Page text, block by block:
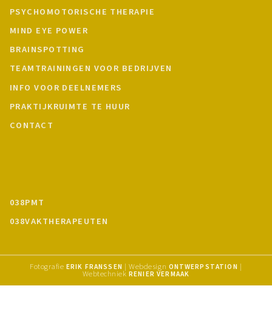
PSYCHOMOTORISCHE THERAPIE
MIND EYE POWER
BRAINSPOTTING
TEAMTRAININGEN VOOR BEDRIJVEN
INFO VOOR DEELNEMERS
PRAKTIJKRUIMTE TE HUUR
CONTACT
038PMT
038VAKTHERAPEUTEN
Fotografie ERIK FRANSSEN | Webdesign ONTWERPSTATION |
Webtechniek RENIER VERMAAK